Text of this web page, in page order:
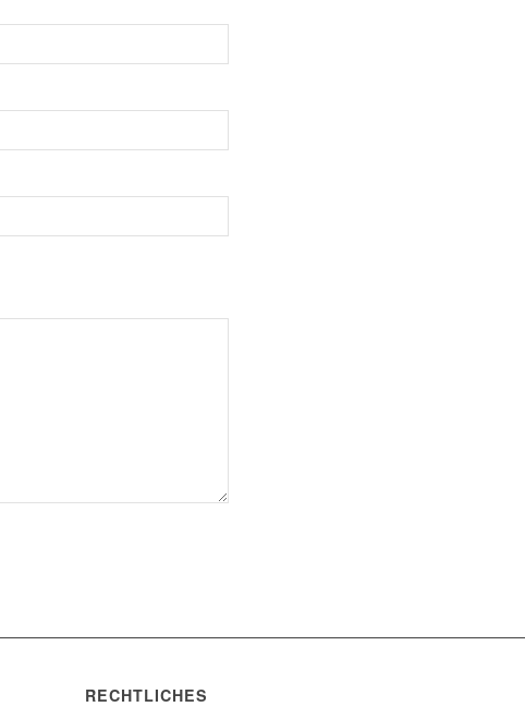
RECHTLICHES